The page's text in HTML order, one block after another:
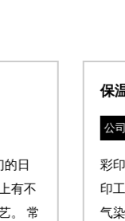
艺
来越常见。常规的彩
印logo，水贴 logo
大货做下来较为普遍